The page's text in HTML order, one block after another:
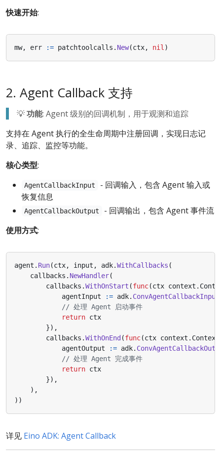
快速开始:
mw, err := patchtoolcalls . New(ctx, nil )
2. Agent Callback 支持
💡功能: Agent 级别的回调机制，用于观测和追踪
支持在 Agent 执行的全生命周期中注册回调，实现日志记
录、追踪、监控等功能。
核心类型:
AgentCallbackInput
- 回调输入，包含 Agent 输入或
恢复信息
AgentCallbackOutput
- 回调输出，包含 Agent 事件流
使用方式:
agent . Run(ctx, input , adk.WithCallbacks (
callbacks . NewHandler(
callbacks .WithOnStart (func(ctx context .
agentInput
:= adk. ConvAgentCallbackInput
// 处理 Agent 启动事件
return ctx
}),
callbacks .WithOnEnd (func(ctx context . Context
agentOutput
:= adk.
// 处理 Agent 完成事件
return ctx
}),
),
))
详见 Eino ADK: Agent Callback